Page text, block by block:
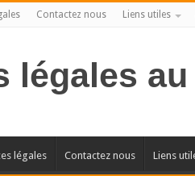
Contactez nous Liens utiles
légales
légales Contactez nous Liens